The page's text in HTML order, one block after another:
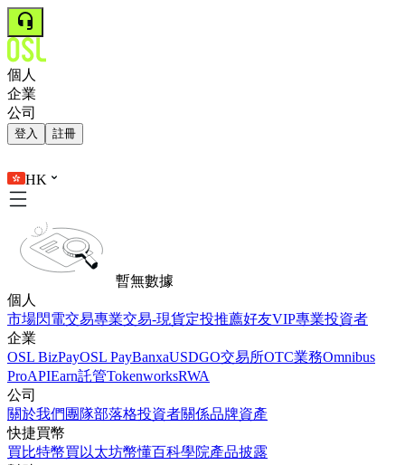
個人
企業
公司
登入 註冊
HK
暫無數據
個人
市場閃電交易專業交易-現貨定投推薦好友VIP專業投資者
企業
OSL BizPayOSL PayBanxaUSDGO交易所OTC業務Omnibus
ProAPIEarn託管TokenworksRWA
公司
關於我們 團隊部落格投資者關係品牌資產
快捷買幣
買比特幣買以太坊幣懂百科學院產品披露